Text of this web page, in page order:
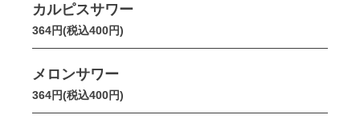
カルピスサワー
364円(税込400円)
メロンサワー
364円(税込400円)